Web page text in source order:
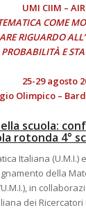
UMI CIIM –
COME
RIGUARDO
PROBABILITÀ E
25-29 agosto
Olimpico –
scuola:
rotonda 4°
Italiana (U.M.I.)
della
in
dei